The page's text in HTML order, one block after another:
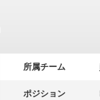
所属チーム
ポジション